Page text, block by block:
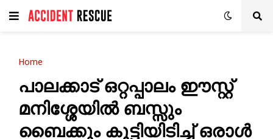
Home
പാലക്കാട്‌ ഒറ്റപ്പാലം ഈസ്റ്റ്‌
മനിശ്ശേയിൽ ബസ്സും
ബൈക്കും കൂട്ടിയിടിച്ച് ഒരാൾ